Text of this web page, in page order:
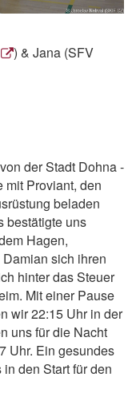
) & Jana (SFV
der Stadt Dohna -
Proviant, den
beladen
bestätigte uns
Hagen,
sich ihren
hinter das Steuer
Mit einer Pause
wir 22:15 Uhr in der
uns für die Nacht
Uhr. Ein gesundes
den Start für den